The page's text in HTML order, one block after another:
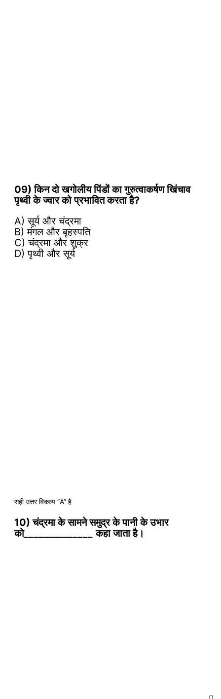
09) किन दो खगोलीय पिंडों का गुरुत्वाकर्षण खिंचाव
पृथ्वी के ज्वार को प्रभावित करता है?
A) सूर्य और चंद्रमा
B) मंगल और बृहस्पति
C) चंद्रमा और शुक्र
D) पृथ्वी और सूर्य
सही उत्तर विकल्प “A” है
10) चंद्रमा के सामने समुद्र के पानी के उभार
को______________ कहा जाता है।